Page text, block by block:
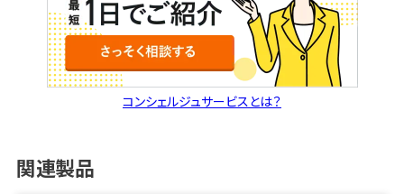
コンシェルジュサービスとは？
関連製品